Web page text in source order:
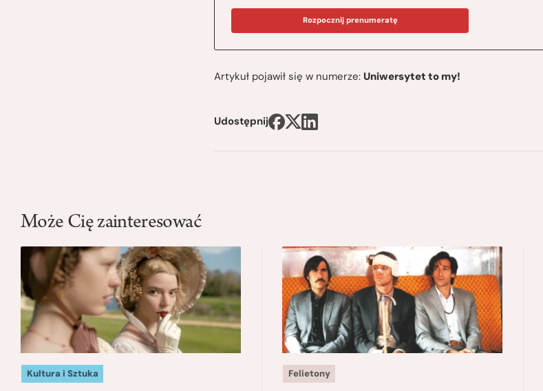
Rozpocznij prenumeratę
Artykuł pojawił się w numerze: Uniwersytet to my!
Udostępnij
Może Cię zainteresować
Kultura i Sztuka Felietony